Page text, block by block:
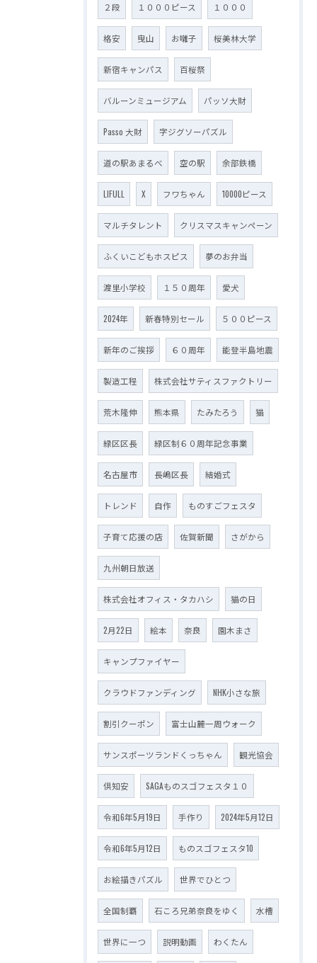
２段 １０００ピース １０００
格安 曳山 お囃子 桜美林大学
新宿キャンパス 百桜祭
バルーンミュージアム パッソ大財
Passo 大財 字ジグソーパズル
道の駅あまるべ 空の駅 余部鉄橋
LIFULL X フワちゃん 10000ピース
マルチタレント クリスマスキャンペーン
ふくいこどもホスピス 夢のお弁当
渡里小学校 １５０周年 愛犬
2024年 新春特別セール ５００ピース
新年のご挨拶 ６０周年 能登半島地震
製造工程 株式会社サティスファクトリー
荒木隆伸 熊本県 たみたろう 猫
緑区区長 緑区制６０周年記念事業
名古屋市 長嶋区長 結婚式
トレンド 自作 ものすごフェスタ
子育て応援の店 佐賀新聞 さがから
九州朝日放送
株式会社オフィス・タカハシ 猫の日
2月22日 絵本 奈良 園木まさ
キャンプファイヤー
クラウドファンディング NHK小さな旅
割引クーポン 富士山麓一周ウォーク
サンスポーツランドくっちゃん 観光協会
倶知安 SAGAものスゴフェスタ１０
令和6年5月19日 手作り 2024年5月12日
令和6年5月12日 ものスゴフェスタ10
お絵描きパズル 世界でひとつ
全国制覇 石ころ兄弟奈良をゆく 水槽
世界に一つ 説明動画 わくたん